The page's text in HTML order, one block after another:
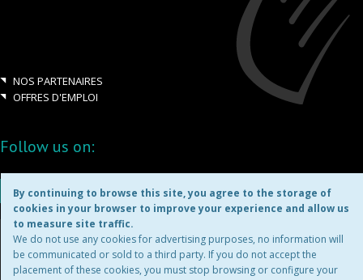
NOS PARTENAIRES
OFFRES D'EMPLOI
Follow us on:
Copyright ©2026
MENTIONS LÉGALES
By continuing to browse this site, you agree to the storage of
cookies in your browser to improve your experience and allow us
to measure site traffic.
We do not use any cookies for advertising purposes, no information will
be communicated or sold to a third party. If you do not accept the
placement of these cookies, you must stop browsing or configure your